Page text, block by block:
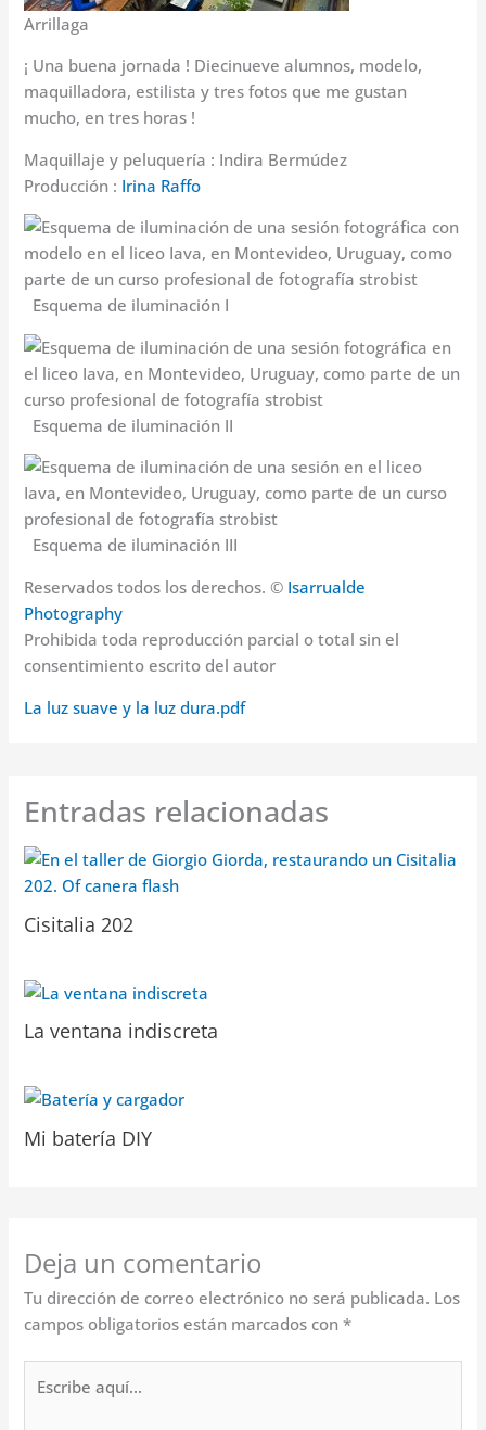
Arrillaga
¡ Una buena jornada ! Diecinueve alumnos, modelo,
maquilladora, estilista y tres fotos que me gustan
mucho, en tres horas !
Maquillaje y peluquería : Indira Bermúdez
Producción : Irina Raffo
Esquema de iluminación I
Esquema de iluminación II
Esquema de iluminación III
Reservados todos los derechos. © Isarrualde
Photography
Prohibida toda reproducción parcial o total sin el
consentimiento escrito del autor
La luz suave y la luz dura.pdf
Entradas relacionadas
Cisitalia 202
La ventana indiscreta
Mi batería DIY
Deja un comentario
Tu dirección de correo electrónico no será publicada. Los
campos obligatorios están marcados con*
aquí...